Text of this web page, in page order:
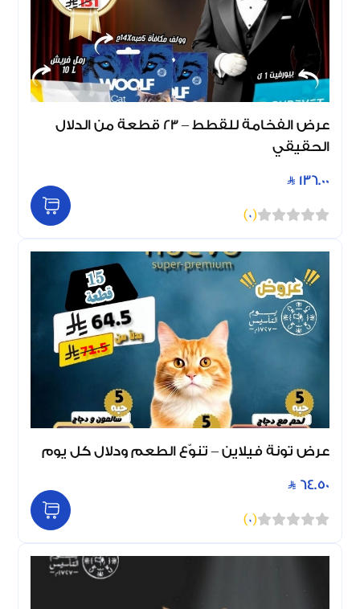
عرض الفخامة للقطط – 23 قطعة من الدلال
الحقيقي
136.00
(
0
)
عرض تونة فيلاين – تنوّع الطعم ودلال كل يوم
64.50
(
0
)